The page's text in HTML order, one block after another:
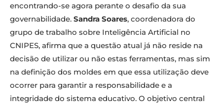
encontrando-se agora perante o desafio da sua
governabilidade. Sandra Soares, coordenadora do
grupo de trabalho sobre Inteligência Artificial no
CNIPES, afirma que a questão atual já não reside na
decisão de utilizar ou não estas ferramentas, mas sim
na definição dos moldes em que essa utilização deve
ocorrer para garantir a responsabilidade e a
integridade do sistema educativo. O objetivo central